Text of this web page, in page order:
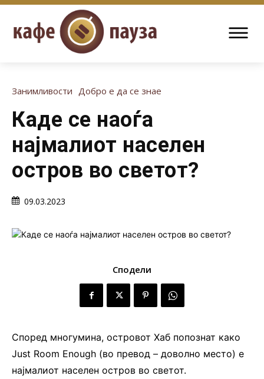
Занимливости Добро е да се знае
Каде се наоѓа
најмалиот населен
остров во светот?
09.03.2023
Сподели
Според многумина, островот Хаб попознат како
Just Room Enough (во превод – доволно место) е
најмалиот населен остров во светот.